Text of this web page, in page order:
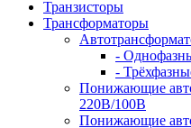
Транзисторы
Трансформаторы
-
-
Понижающие
220В/100В
Понижающие